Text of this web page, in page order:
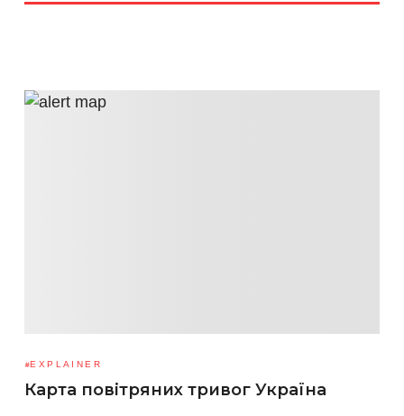
EXPLAINER
Карта повітряних тривог Україна